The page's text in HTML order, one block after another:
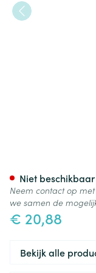
€ 20,88
Niet beschikbaar
Neem contact op
we samen de
Bekijk alle